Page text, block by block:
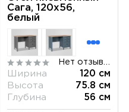
Сага, 120х56,
белый
Ширина
120 см
Высота
75.8 см
Глубина
56 см